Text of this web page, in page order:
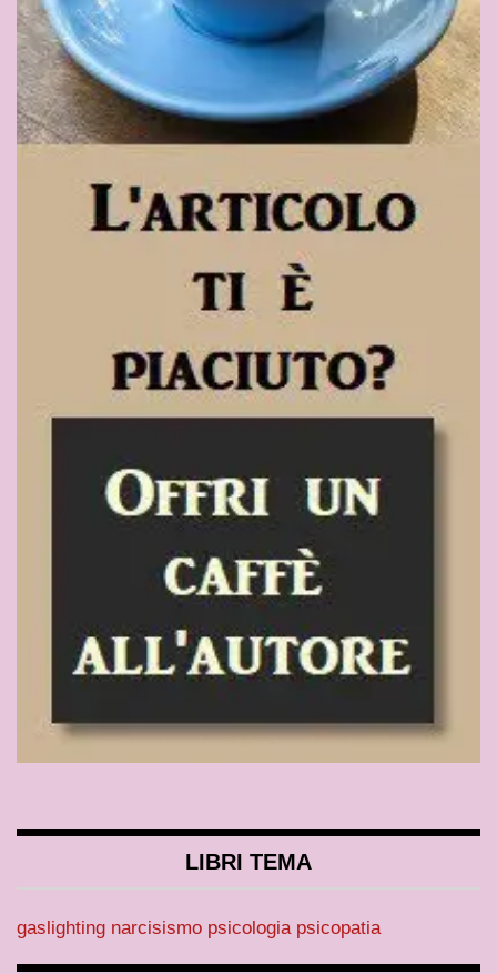
LIBRI TEMA
gaslighting narcisismo psicologia psicopatia